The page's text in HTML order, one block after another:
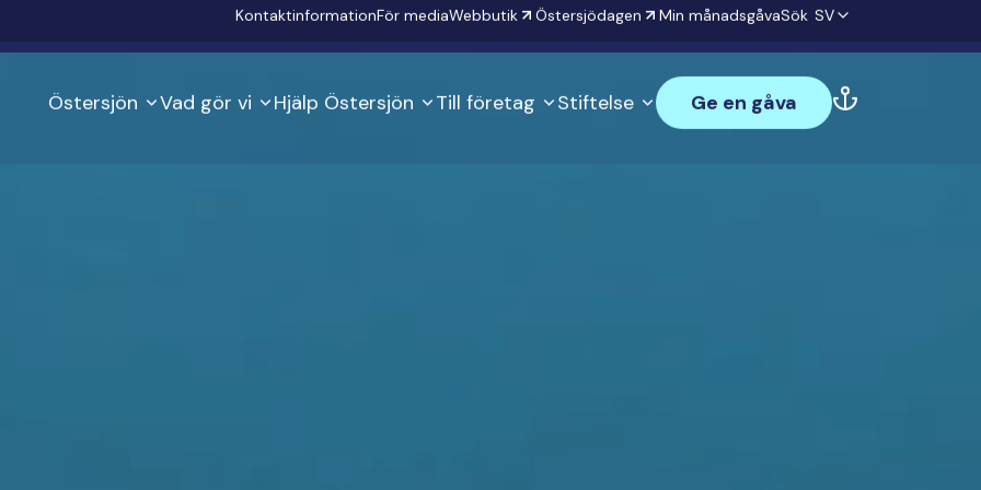
Secondary
KontaktinformationFör mediaWebbutik Östersjödagen Min månadsgåvaSök SV
Östersjön Vad gör vi Hjälp Östersjön Till företag Stiftelse Ge en gåva